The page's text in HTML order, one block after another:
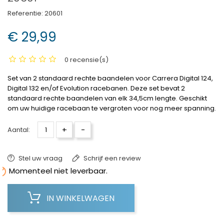
Referentie: 20601
€ 29,99
0 recensie(s)
Set van 2 standaard rechte baandelen voor Carrera Digital 124,
Digital 132 en/of Evolution racebanen. Deze set bevat 2
standaard rechte baandelen van elk 34,5cm lengte. Geschikt
om uw huidige racebaan te vergroten voor nog meer spanning.
Aantal: + -
Stel uw vraag Schrijf een review
Momenteel niet leverbaar.
IN WINKELWAGEN